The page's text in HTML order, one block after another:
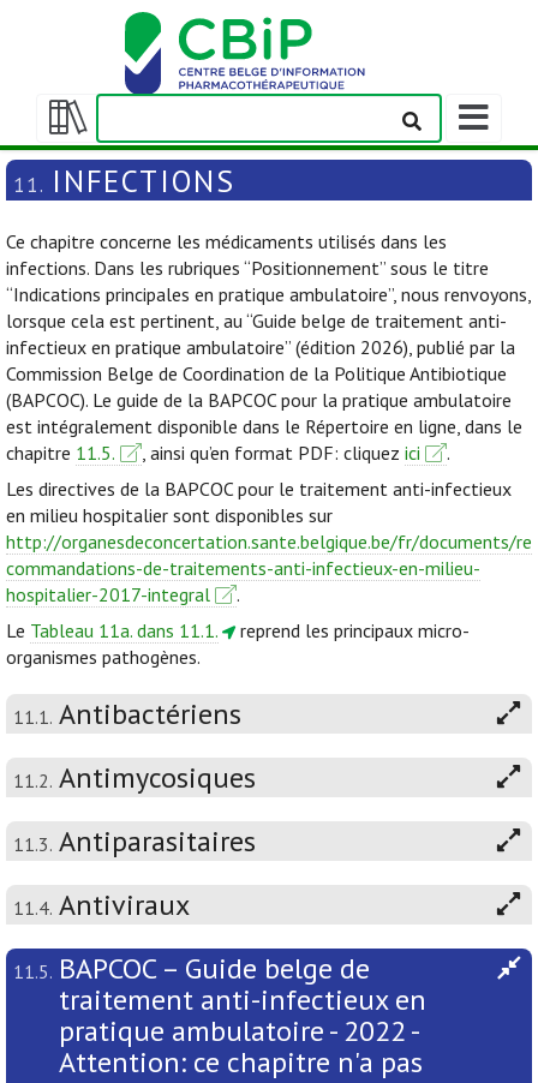
Afficher/masquer
la
table
matières
Afficher/
la
barre
navigation
11. INFECTIONS
Ce chapitre concerne les médicaments utilisés dans les
infections. Dans les rubriques “Positionnement” sous le titre
“Indications principales en pratique ambulatoire”, nous renvoyons,
lorsque cela est pertinent, au “Guide belge de traitement anti-
infectieux en pratique ambulatoire” (édition 2026), publié par la
Commission Belge de Coordination de la Politique Antibiotique
(BAPCOC). Le guide de la BAPCOC pour la pratique ambulatoire
est intégralement disponible dans le Répertoire en ligne, dans le
chapitre 11.5. , ainsi qu’en format PDF: cliquez ici
.
Les directives de la BAPCOC pour le traitement anti-infectieux
en milieu hospitalier sont disponibles sur
http://organesdeconcertation.sante.belgique.be/fr/documents/re
commandations-de-traitements-anti-infectieux-en-milieu-
hospitalier-2017-integral
.
Le Tableau 11a. dans 11.1.
reprend les principaux micro-
organismes pathogènes.
11.1. Antibactériens
11.2. Antimycosiques
11.3. Antiparasitaires
11.4. Antiviraux
11.5. BAPCOC – Guide belge de
traitement anti-infectieux en
pratique ambulatoire - 2022 -
Attention: ce chapitre n'a pas